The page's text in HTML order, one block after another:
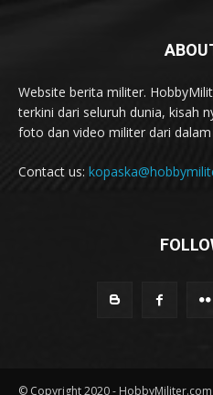
Website berita militer.
terkini dari seluruh dunia, kisah
foto dan video militer dari dalam
Contact us:
© Copyright 2020 - HobbyMiliter.com